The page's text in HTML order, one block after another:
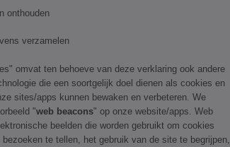
onthouden
verzamelen
omvat ten behoeve van deze verklaring ook andere
die een soortgelijk doel dienen als cookies en
sites/apps kunnen bewaken en verbeteren. We
"web beacons" op onze website/apps. Web
beelden die worden gebruikt om cookies
te tellen, het gebruik van de site te begrijpen,